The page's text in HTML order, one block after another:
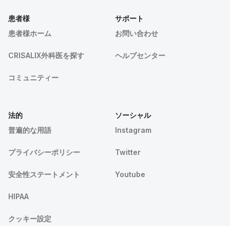
患者様
患者様ホーム
CRISALIX外科医を探す
コミュニティー
サポート
お問い合わせ
ヘルプセンター
法的
普遍的な用語
プライバシーポリシー
安全性ステートメント
HIPAA
クッキー設定
ソーシャル
Instagram
Twitter
Youtube